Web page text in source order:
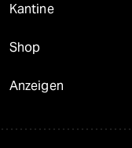
Kantine
Shop
Anzeigen